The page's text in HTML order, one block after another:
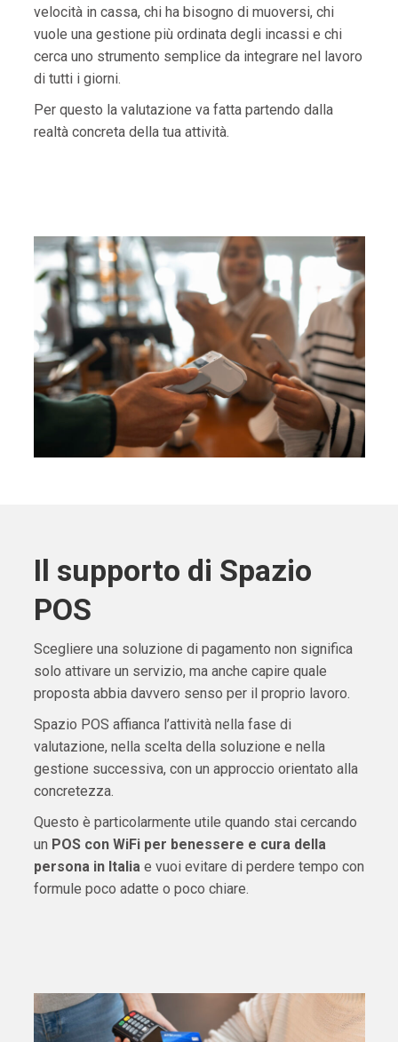
velocità in cassa, chi ha bisogno di muoversi, chi
vuole una gestione più ordinata degli incassi e chi
cerca uno strumento semplice da integrare nel lavoro
di tutti i giorni.
Per questo la valutazione va fatta partendo dalla
realtà concreta della tua attività.
Il supporto di Spazio
POS
Scegliere una soluzione di pagamento non significa
solo attivare un servizio, ma anche capire quale
proposta abbia davvero senso per il proprio lavoro.
Spazio POS affianca l’attività nella fase di
valutazione, nella scelta della soluzione e nella
gestione successiva, con un approccio orientato alla
concretezza.
Questo è particolarmente utile quando stai cercando
un POS con WiFi per benessere e cura della
persona in Italiae vuoi evitare di perdere tempo con
formule poco adatte o poco chiare.